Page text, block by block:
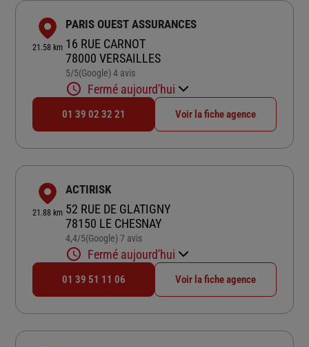
21.58 km
PARIS OUEST ASSURANCES
16 RUE CARNOT
78000 VERSAILLES
5/5Note de 5 sur 5
(Google) 4 avis
Fermé aujourd'hui
01 39 02 32 21 Voir la fiche agence
21.88 km
ACTIRISK
52 RUE DE GLATIGNY
78150 LE CHESNAY
4,4/5Note de 4.4 sur 5
(Google) 7 avis
Fermé aujourd'hui
01 39 51 11 06 Voir la fiche agence